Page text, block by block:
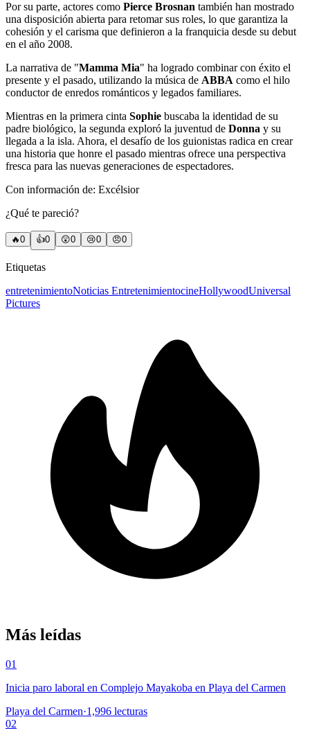
Por su parte, actores como Pierce Brosnan también han mostrado
una disposición abierta para retomar sus roles, lo que garantiza la
cohesión y el carisma que definieron a la franquicia desde su debut
en el año 2008.
La narrativa de "Mamma Mia" ha logrado combinar con éxito el
presente y el pasado, utilizando la música de ABBA como el hilo
conductor de enredos románticos y legados familiares.
Mientras en la primera cinta Sophie buscaba la identidad de su
padre biológico, la segunda exploró la juventud de Donna y su
llegada a la isla. Ahora, el desafío de los guionistas radica en crear
una historia que honre el pasado mientras ofrece una perspectiva
fresca para las nuevas generaciones de espectadores.
Con información de: Excélsior
¿Qué te pareció?
🔥0 👍0 😲0 😢0 😠0
Etiquetas
entretenimientoNoticias EntretenimientocineHollywoodUniversal
Pictures
Más leídas
01
Inicia paro laboral en Complejo Mayakoba en Playa del Carmen
Playa del Carmen·1,996 lecturas
02